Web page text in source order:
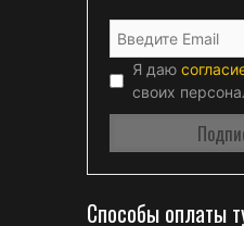
Я даю
своих
Способы оплаты